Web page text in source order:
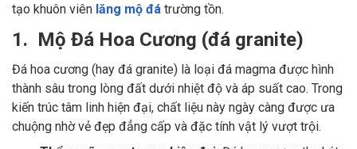
tạo khuôn viên lăng mộ đá trường tồn.
1. Mộ Đá Hoa Cương (đá granite)
Đá hoa cương (hay đá granite) là loại đá magma được hình
thành sâu trong lòng đất dưới nhiệt độ và áp suất cao. Trong
kiến trúc tâm linh hiện đại, chất liệu này ngày càng được ưa
chuộng nhờ vẻ đẹp đẳng cấp và đặc tính vật lý vượt trội.